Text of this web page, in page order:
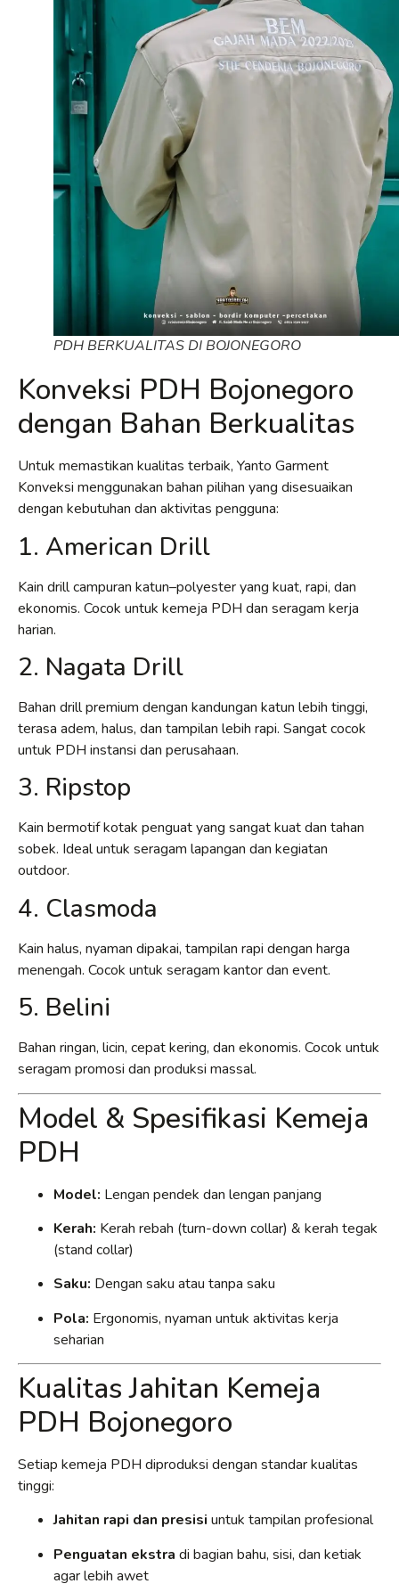
PDH BERKUALITAS DI BOJONEGORO
Konveksi PDH Bojonegoro
dengan Bahan Berkualitas
Untuk memastikan kualitas terbaik, Yanto Garment
Konveksi menggunakan bahan pilihan yang disesuaikan
dengan kebutuhan dan aktivitas pengguna:
1. American Drill
Kain drill campuran katun–polyester yang kuat, rapi, dan
ekonomis. Cocok untuk kemeja PDH dan seragam kerja
harian.
2. Nagata Drill
Bahan drill premium dengan kandungan katun lebih tinggi,
terasa adem, halus, dan tampilan lebih rapi. Sangat cocok
untuk PDH instansi dan perusahaan.
3. Ripstop
Kain bermotif kotak penguat yang sangat kuat dan tahan
sobek. Ideal untuk seragam lapangan dan kegiatan
outdoor.
4. Clasmoda
Kain halus, nyaman dipakai, tampilan rapi dengan harga
menengah. Cocok untuk seragam kantor dan event.
5. Belini
Bahan ringan, licin, cepat kering, dan ekonomis. Cocok untuk
seragam promosi dan produksi massal.
Model & Spesifikasi Kemeja
PDH
Model: Lengan pendek dan lengan panjang
Kerah: Kerah rebah (turn-down collar) & kerah tegak
(stand collar)
Saku: Dengan saku atau tanpa saku
Pola: Ergonomis, nyaman untuk aktivitas kerja
seharian
Kualitas Jahitan Kemeja
PDH Bojonegoro
Setiap kemeja PDH diproduksi dengan standar kualitas
tinggi:
Jahitan rapi dan presisi untuk tampilan profesional
Penguatan ekstra di bagian bahu, sisi, dan ketiak
agar lebih awet